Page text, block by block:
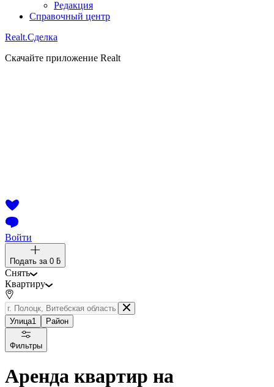
Редакция
Справочный центр
Realt.Сделка
Скачайте приложение Realt
Войти
Подать за 0 ƃ
Снять
Квартиру
Улица1 Район
Фильтры
Аренда квартир на